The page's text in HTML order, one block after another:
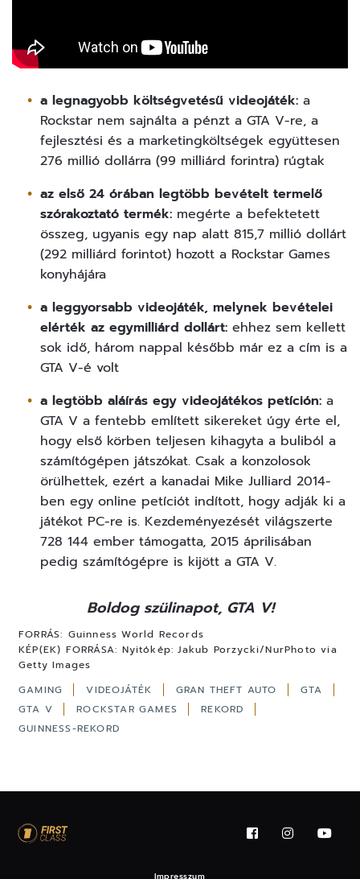
a legnagyobb költségvetésű videojáték: a
Rockstar nem sajnálta a pénzt a GTA V-re, a
fejlesztési és a marketingköltségek együttesen
276 millió dollárra (99 milliárd forintra) rúgtak
az első 24 órában legtöbb bevételt termelő
szórakoztató termék: megérte a befektetett
összeg, ugyanis egy nap alatt 815,7 millió dollárt
(292 milliárd forintot) hozott a Rockstar Games
konyhájára
a leggyorsabb videojáték, melynek bevételei
elérték az egymilliárd dollárt: ehhez sem kellett
sok idő, három nappal később már ez a cím is a
GTA V-é volt
a legtöbb aláírás egy videojátékos petíción: a
GTA V a fentebb említett sikereket úgy érte el,
hogy első körben teljesen kihagyta a buliból a
számítógépen játszókat. Csak a konzolosok
örülhettek, ezért a kanadai Mike Julliard 2014-
ben egy online petíciót indított, hogy adják ki a
játékot PC-re is. Kezdeményezését világszerte
728 144 ember támogatta, 2015 áprilisában
pedig számítógépre is kijött a GTA V.
Boldog szülinapot, GTA V!
FORRÁS: Guinness World Records
KÉP(EK) FORRÁSA: Nyitókép: Jakub Porzycki/NurPhoto via
Getty Images
GAMING
VIDEOJÁTÉK GRAN THEFT AUTO
GTA
GTA V
ROCKSTAR GAMES
REKORD
GUINNESS-REKORD
Impresszum